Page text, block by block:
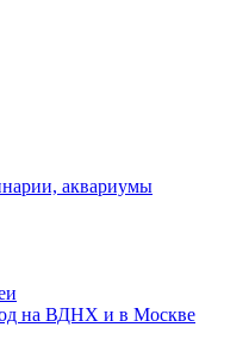
аквариумы
на ВДНХ и в Москве